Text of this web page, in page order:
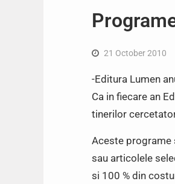
21 October 2010
-Editura Lumen
Ca in fiecare an
tinerilor
Aceste programe
sau articolele
si 100 % din